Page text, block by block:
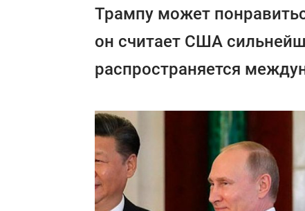
Трампу может
он считает США
распространяется